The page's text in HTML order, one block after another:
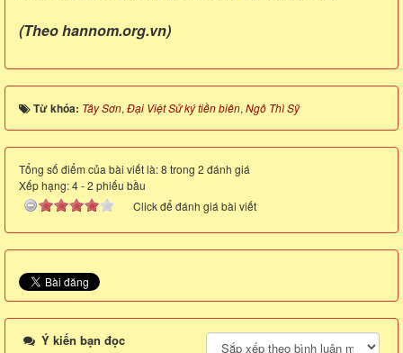
(Theo hannom.org.vn)
Từ khóa: Tây Sơn, Đại Việt Sử ký tiền biên, Ngô Thì Sỹ
Tổng số điểm của bài viết là: 8 trong 2 đánh giá
Xếp hạng:4-2 phiếu bầu
Click để đánh giá bài viết
Ý kiến bạn đọc